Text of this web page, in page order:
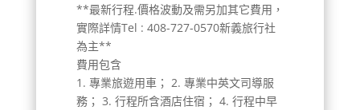
**最新行程.價格波動及需另加其它費用，
實際詳情Tel : 408-727-0570新義旅行社
為主**
費用包含
1. 專業旅遊用車； 2. 專業中英文司導服
務； 3. 行程所含酒店住宿； 4. 行程中早